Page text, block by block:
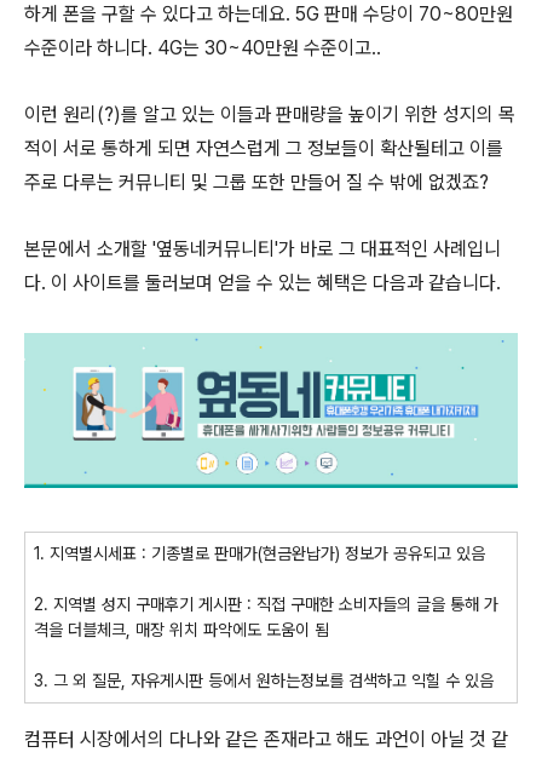
하게 폰을 구할 수 있다고 하는데요. 5G 판매 수당이 70~80만원
수준이라 하니다. 4G는 30~40만원 수준이고..
이런 원리(?)를 알고 있는 이들과 판매량을 높이기 위한 성지의 목
적이 서로 통하게 되면 자연스럽게 그 정보들이 확산될테고 이를
주로 다루는 커뮤니티 및 그룹 또한 만들어 질 수 밖에 없겠죠?
본문에서 소개할 '옆동네커뮤니티'가 바로 그 대표적인 사례입니
다. 이 사이트를 둘러보며 얻을 수 있는 혜택은 다음과 같습니다.
1. 지역별시세표 : 기종별로 판매가(현금완납가) 정보가 공유되고 있음
2. 지역별 성지 구매후기 게시판 : 직접 구매한 소비자들의 글을 통해 가
격을 더블체크, 매장 위치 파악에도 도움이 됨
3. 그 외 질문, 자유게시판 등에서 원하는정보를 검색하고 익힐 수 있음
컴퓨터 시장에서의 다나와 같은 존재라고 해도 과언이 아닐 것 같